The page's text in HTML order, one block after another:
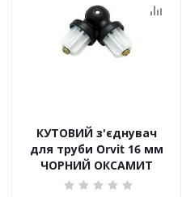
КУТОВИЙ з'єднувач
для труби Orvit 16 мм
ЧОРНИЙ ОКСАМИТ